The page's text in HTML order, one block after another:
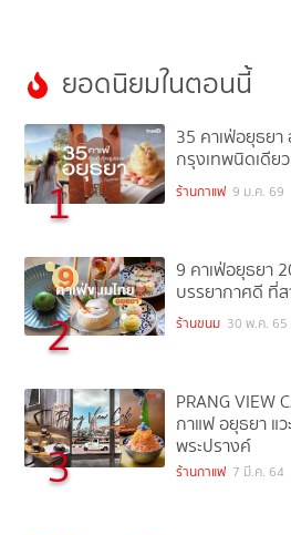
ยอดนิยมในตอนนี้
1
35 คาเฟ่อยุธยา
กรุงเทพนิดเดีย
ร้านกาแฟ 9 ม.ค. 69
2
9 คาเฟ่อยุธยา
บรรยากาศดี ที่
ร้านขนม 30 พ.ค. 65
3
PRANG VIEW
กาแฟ อยุธยา แ
พระปรางค์
ร้านกาแฟ 7 มี.ค. 64